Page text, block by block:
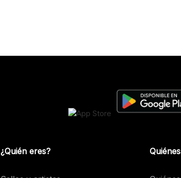
¿Quién eres?